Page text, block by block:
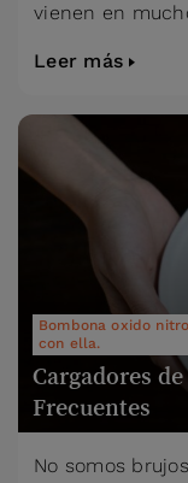
vienen en
Leer más
Bombona oxido
con ella.
Cargadores
Frecuentes
No somos